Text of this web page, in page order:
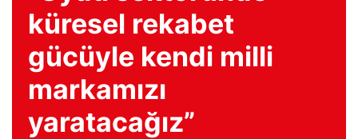
küresel rekabet
gücüyle kendi milli
markamızı
yaratacağız”